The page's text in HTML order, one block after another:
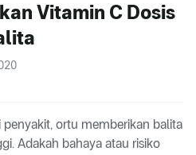
Vitamin C Dosis
ortu memberikan balita
Adakah bahaya atau risiko